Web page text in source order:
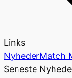
Links
NyhederMatch
Seneste